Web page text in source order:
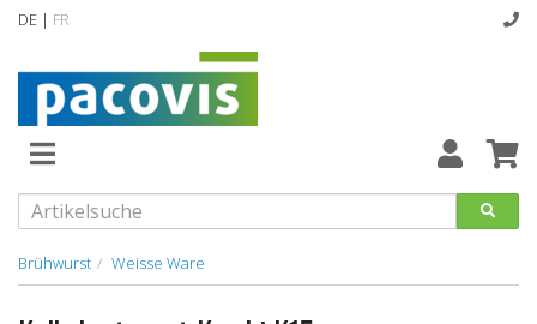
DE | FR
Abverkaufsartikel
Neuheiten
Vollsortiment
Brühwurst Weisse Ware